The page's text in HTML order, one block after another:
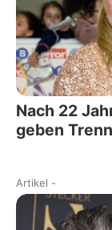
Nach 22
geben
Artikel -